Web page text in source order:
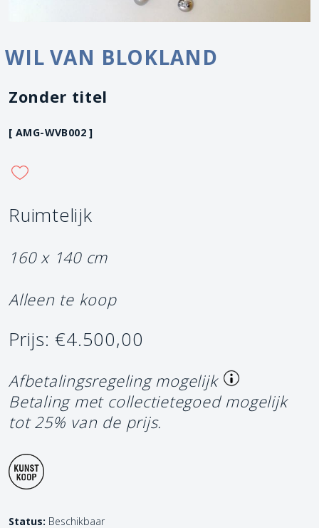
WIL VAN BLOKLAND
Zonder titel
[ AMG-WVB002 ]
Ruimtelijk
160 x 140 cm
Alleen te koop
Prijs: €4.500,00
Afbetalingsregeling mogelijk
Betaling met collectietegoed mogelijk
tot 25% van de prijs.
Status: Beschikbaar